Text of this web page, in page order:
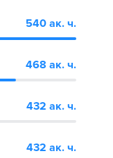
540 ак. ч.
468 ак. ч.
432 ак. ч.
432 ак. ч.